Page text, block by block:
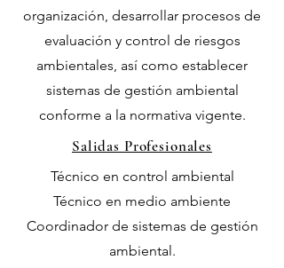
organización, desarrollar procesos de
evaluación y control de riesgos
ambientales, así como establecer
sistemas de gestión ambiental
conforme a la normativa vigente.
Salidas Profesionales
Técnico en control ambiental
Técnico en medio ambiente
Coordinador de sistemas de gestión
ambiental.